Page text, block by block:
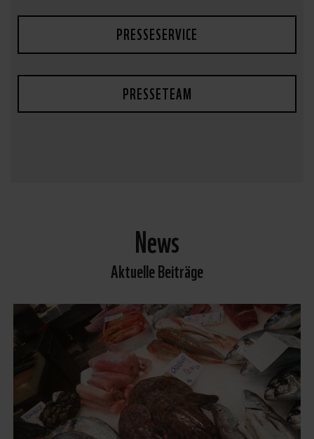
PRESSESERVICE
PRESSETEAM
News
Aktuelle Beiträge